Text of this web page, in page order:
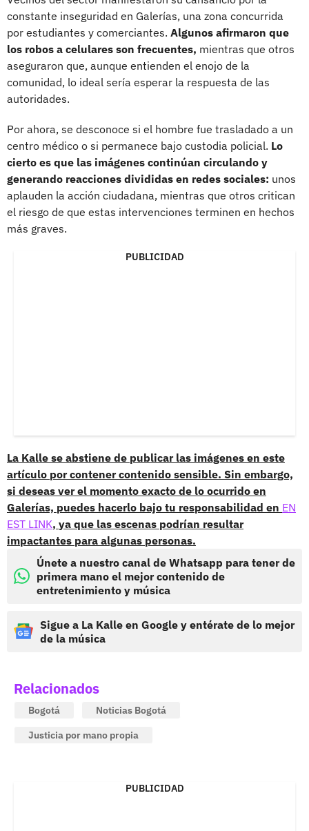
constante inseguridad en Galerías, una zona concurrida
por estudiantes y comerciantes. Algunos afirmaron que
los robos a celulares son frecuentes, mientras que otros
aseguraron que, aunque entienden el enojo de la
comunidad, lo ideal sería esperar la respuesta de las
autoridades.
Por ahora, se desconoce si el hombre fue trasladado a un
centro médico o si permanece bajo custodia policial. Lo
cierto es que las imágenes continúan circulando y
generando reacciones divididas en redes sociales: unos
aplauden la acción ciudadana, mientras que otros critican
el riesgo de que estas intervenciones terminen en hechos
más graves.
PUBLICIDAD
La Kalle se abstiene de publicar las imágenes en este
artículo por contener contenido sensible. Sin embargo,
si deseas ver el momento exacto de lo ocurrido en
Galerías, puedes hacerlo bajo tu responsabilidad en EN
EST LINK, ya que las escenas podrían resultar
impactantes para algunas personas.
Únete a nuestro canal de Whatsapp para tener de
primera mano el mejor contenido de
entretenimiento y música
Sigue a La Kalle en Google y entérate de lo mejor
de la música
Relacionados
Bogotá
Noticias Bogotá
Justicia por mano propia
PUBLICIDAD